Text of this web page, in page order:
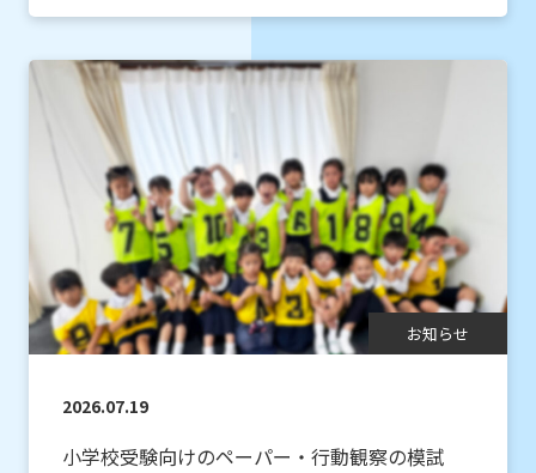
お知らせ
2026.07.19
小学校受験向けのペーパー・行動観察の模試